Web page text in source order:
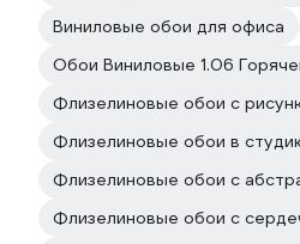
Виниловые обои для офиса
Обои Виниловые 1.06
Флизелиновые обои с
Флизелиновые обои в
Флизелиновые обои с
Флизелиновые обои с